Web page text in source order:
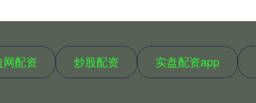
配资 炒股配资 实盘配资app